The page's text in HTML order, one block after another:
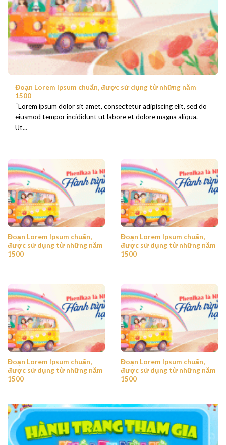
Đoạn Lorem Ipsum chuẩn, được sử dụng từ những năm
1500
“Lorem ipsum dolor sit amet, consectetur adipiscing elit, sed do
eiusmod tempor incididunt ut labore et dolore magna aliqua.
Ut...
Đoạn Lorem Ipsum chuẩn,
được sử dụng từ những năm
1500
Đoạn Lorem Ipsum chuẩn,
được sử dụng từ những năm
1500
Đoạn Lorem Ipsum chuẩn,
được sử dụng từ những năm
1500
Đoạn Lorem Ipsum chuẩn,
được sử dụng từ những năm
1500